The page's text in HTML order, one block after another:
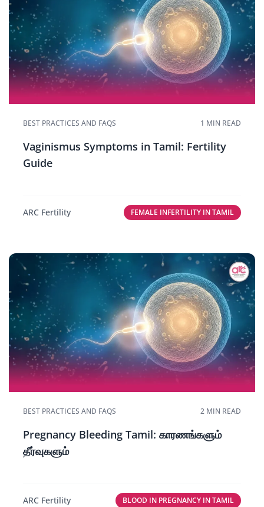
BEST PRACTICES AND FAQS 1 MIN READ
Vaginismus Symptoms in Tamil: Fertility
Guide
ARC Fertility FEMALE INFERTILITY IN TAMIL
BEST PRACTICES AND FAQS 2 MIN READ
Pregnancy Bleeding Tamil: காரணங்களும்
தீர்வுகளும்
ARC Fertility BLOOD IN PREGNANCY IN TAMIL